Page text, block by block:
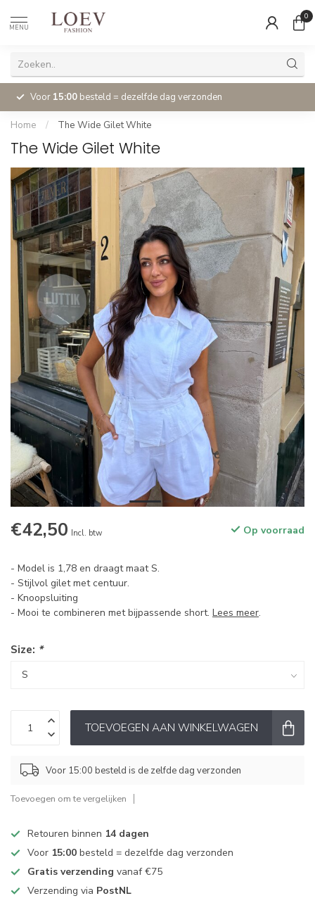
MENU
0
Voor 15:00 besteld = dezelfde dag verzonden
Home / The Wide Gilet White
The Wide Gilet White
€42,50 Incl. btw Op voorraad
- Model is 1,78 en draagt maat S.
- Stijlvol gilet met centuur.
- Knoopsluiting
- Mooi te combineren met bijpassende short. Lees meer.
Size: *
TOEVOEGEN AAN WINKELWAGEN
Voor 15:00 besteld is de zelfde dag verzonden
Toevoegen om te vergelijken
Retouren binnen 14 dagen
Voor 15:00 besteld = dezelfde dag verzonden
Gratis verzending vanaf €75
Verzending via PostNL